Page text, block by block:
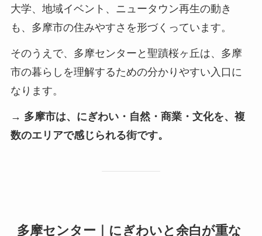
大学、地域イベント、ニュータウン再生の動き
も、多摩市の住みやすさを形づくっています。
そのうえで、多摩センターと聖蹟桜ヶ丘は、多摩
市の暮らしを理解するための分かりやすい入口に
なります。
→ 多摩市は、にぎわい・自然・商業・文化を、複
数のエリアで感じられる街です。
多摩センター｜にぎわいと余白が重な